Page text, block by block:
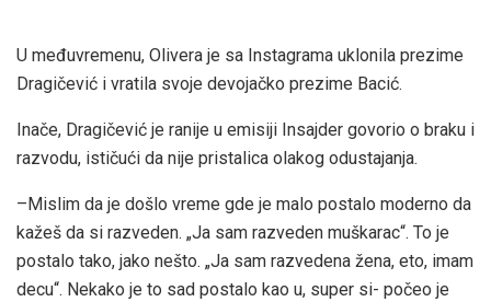
U međuvremenu, Olivera je sa Instagrama uklonila prezime
Dragičević i vratila svoje devojačko prezime Bacić.
Inače, Dragičević je ranije u emisiji Insajder govorio o braku i
razvodu, ističući da nije pristalica olakog odustajanja.
–Mislim da je došlo vreme gde je malo postalo moderno da
kažeš da si razveden. „Ja sam razveden muškarac“. To je
postalo tako, jako nešto. „Ja sam razvedena žena, eto, imam
decu“. Nekako je to sad postalo kao u, super si- počeo je